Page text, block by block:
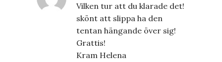
Vilken tur att du klarade det!
skönt att slippa ha den
tentan hängande över sig!
Grattis!
Kram Helena